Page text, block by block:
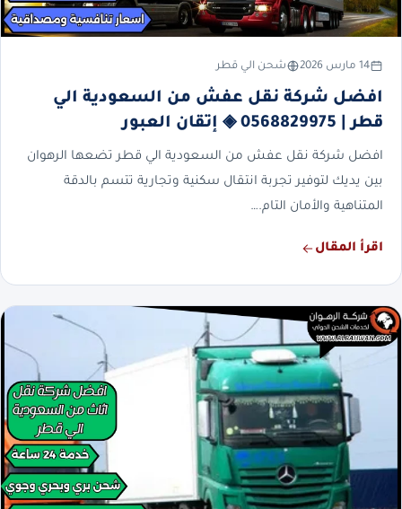
14 مارس 2026 شحن الي قطر
افضل شركة نقل عفش من السعودية الي
قطر | 0568829975 ◈ إتقان العبور
افضل شركة نقل عفش من السعودية الي قطر تضعها الرهوان
بين يديك لتوفير تجربة انتقال سكنية وتجارية تتسم بالدقة
المتناهية والأمان التام.…
اقرأ المقال